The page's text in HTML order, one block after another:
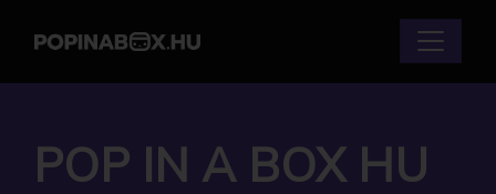
POP IN A BOX HU